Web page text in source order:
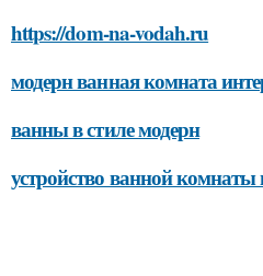
https://dom-na-vodah.ru
модерн ванная комната
ванны в стиле модерн
устройство ванной комнаты